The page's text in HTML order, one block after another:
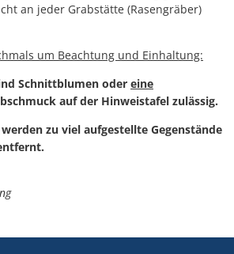
an jeder Grabstätte (Rasengräber)
um Beachtung und Einhaltung:
Schnittblumen oder eine
auf der Hinweistafel zulässig.
zu viel aufgestellte Gegenstände